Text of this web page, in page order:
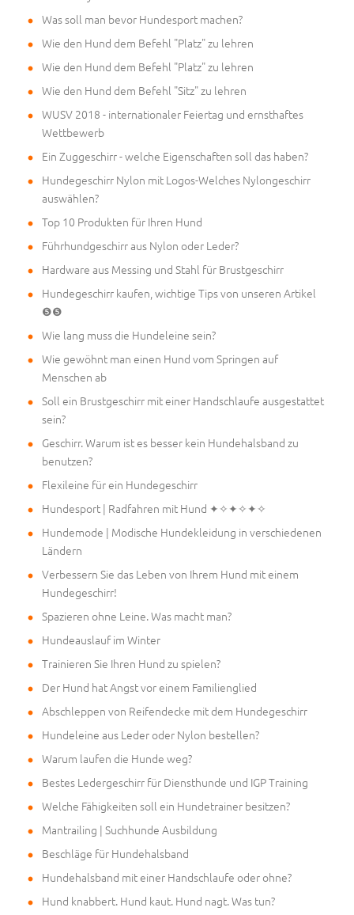
Was soll man bevor Hundesport machen?
Wie den Hund dem Befehl "Platz" zu lehren
Wie den Hund dem Befehl "Platz" zu lehren
Wie den Hund dem Befehl "Sitz" zu lehren
WUSV 2018 - internationaler Feiertag und ernsthaftes
Wettbewerb
Ein Zuggeschirr - welche Eigenschaften soll das haben?
Hundegeschirr Nylon mit Logos-Welches Nylongeschirr
auswählen?
Top 10 Produkten für Ihren Hund
Führhundgeschirr aus Nylon oder Leder?
Hardware aus Messing und Stahl für Brustgeschirr
Hundegeschirr kaufen, wichtige Tips von unseren Artikel
❺❺
Wie lang muss die Hundeleine sein?
Wie gewöhnt man einen Hund vom Springen auf
Menschen ab
Soll ein Brustgeschirr mit einer Handschlaufe ausgestattet
sein?
Geschirr. Warum ist es besser kein Hundehalsband zu
benutzen?
Flexileine für ein Hundegeschirr
Hundesport | Radfahren mit Hund ✦✧✦✧✦✧
Hundemode | Modische Hundekleidung in verschiedenen
Ländern
Verbessern Sie das Leben von Ihrem Hund mit einem
Hundegeschirr!
Spazieren ohne Leine. Was macht man?
Hundeauslauf im Winter
Trainieren Sie Ihren Hund zu spielen?
Der Hund hat Angst vor einem Familienglied
Abschleppen von Reifendecke mit dem Hundegeschirr
Hundeleine aus Leder oder Nylon bestellen?
Warum laufen die Hunde weg?
Bestes Ledergeschirr für Diensthunde und IGP Training
Welche Fähigkeiten soll ein Hundetrainer besitzen?
Mantrailing | Suchhunde Ausbildung
Beschläge für Hundehalsband
Hundehalsband mit einer Handschlaufe oder ohne?
Hund knabbert. Hund kaut. Hund nagt. Was tun?